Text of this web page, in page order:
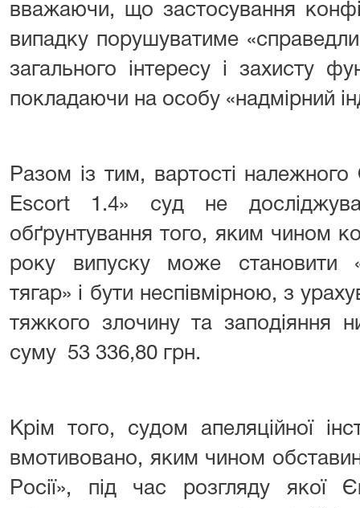
вважаючи, що застосування
випадку порушуватиме
загального інтересу і захисту
покладаючи на особу «надмірний
Разом із тим, вартості
Escort 1.4» суд не
обґрунтування того, яким чином
року випуску може становити
тягар» і бути неспівмірною, з
тяжкого злочину та заподіяння
суму 53 336,80 грн.
Крім того, судом апеляційної
вмотивовано, яким чином
Росії», під час розгляду якої